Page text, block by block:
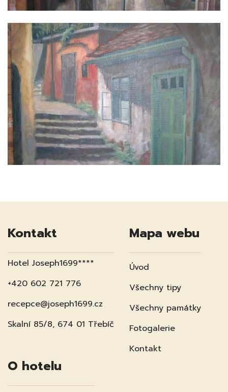
Kontakt
Hotel Joseph1699****
+420 602 721 776
recepce@joseph1699.cz
Skalní 85/8, 674 01 Třebíč
Mapa webu
Úvod
Všechny tipy
Všechny památky
Fotogalerie
Kontakt
O hotelu